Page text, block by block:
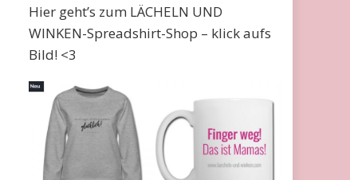
Hier geht’s zum LÄCHELN UND
WINKEN-Spreadshirt-Shop – klick aufs
Bild! <3